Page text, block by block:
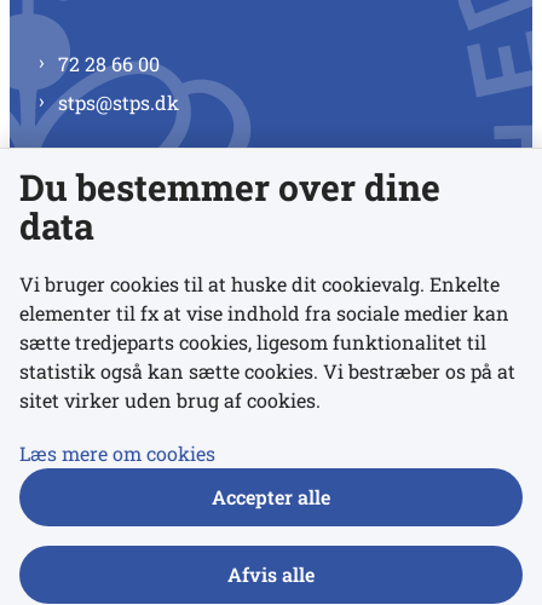
72 28 66 00
stps@stps.dk
Se alle kontaktnumre
Links
Udgivelser
Data- og privatlivspolitik
Du bestemmer over dine
data
Vi bruger cookies til at huske dit cookievalg. Enkelte
elementer til fx at vise indhold fra sociale medier kan
sætte tredjeparts cookies, ligesom funktionalitet til
statistik også kan sætte cookies. Vi bestræber os på at
sitet virker uden brug af cookies.
Læs mere om cookies
Accepter alle
Afvis alle